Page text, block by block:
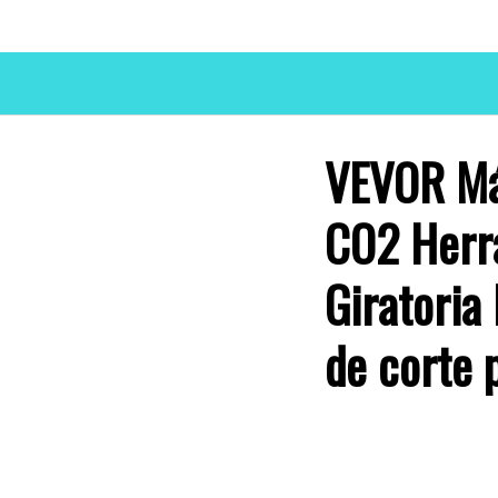
VEVOR
CO2
Giratoria
de corte